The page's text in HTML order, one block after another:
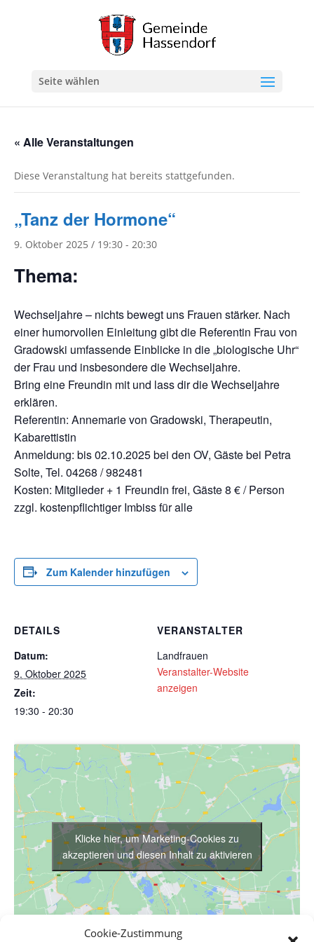
Cookie-Zustimmung
Seite wählen
« Alle Veranstaltungen
Diese Veranstaltung hat bereits stattgefunden.
„Tanz der Hormone“
9. Oktober 2025 / 19:30 - 20:30
Thema:
Wechseljahre – nichts bewegt uns Frauen stärker. Nach
einer humorvollen Einleitung gibt die Referentin Frau von
Gradowski umfassende Einblicke in die „biologische Uhr“
der Frau und insbesondere die Wechseljahre.
Bring eine Freundin mit und lass dir die Wechseljahre
erklären.
Referentin: Annemarie von Gradowski, Therapeutin,
Kabarettistin
Anmeldung: bis 02.10.2025 bei den OV, Gäste bei Petra
Solte, Tel. 04268 / 982481
Kosten: Mitglieder + 1 Freundin frei, Gäste 8 € / Person
zzgl. kostenpflichtiger Imbiss für alle
Zum Kalender hinzufügen
DETAILS
Datum:
9. Oktober 2025
Zeit:
19:30 - 20:30
VERANSTALTER
Landfrauen
Veranstalter-Website
anzeigen
Klicke hier, um Marketing-Cookies zu
akzeptieren und diesen Inhalt zu aktivieren